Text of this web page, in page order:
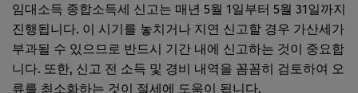
임대소득 종합소득세 신고는 매년 5월 1일부터 5월 31일까지
진행됩니다. 이 시기를 놓치거나 지연 신고할 경우 가산세가
부과될 수 있으므로 반드시 기간 내에 신고하는 것이 중요합
니다. 또한, 신고 전 소득 및 경비 내역을 꼼꼼히 검토하여 오
류를 최소화하는 것이 절세에 도움이 됩니다.